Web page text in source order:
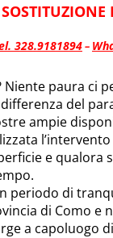
328.9181894–
Niente paura ci
del
ampie
e
periodo di
di Como
a capoluogo